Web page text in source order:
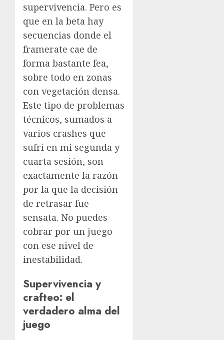
supervivencia. Pero es
que en la beta hay
secuencias donde el
framerate cae de
forma bastante fea,
sobre todo en zonas
con vegetación densa.
Este tipo de problemas
técnicos, sumados a
varios crashes que
sufrí en mi segunda y
cuarta sesión, son
exactamente la razón
por la que la decisión
de retrasar fue
sensata. No puedes
cobrar por un juego
con ese nivel de
inestabilidad.
Supervivencia y
crafteo: el
verdadero alma del
juego